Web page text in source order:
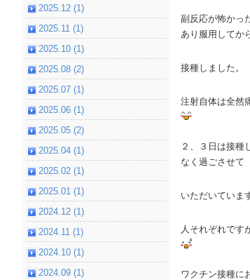
副反応が怖かっ
あり服用してか
接種しました。
注射自体は全然
２、３日は接種
なく過ごさせて
いただいていま
人それぞれです
ワクチン接種に
2025.12 (1)
2025.11 (1)
2025.10 (1)
2025.08 (2)
2025.07 (1)
2025.06 (1)
2025.05 (2)
2025.04 (1)
2025.02 (1)
2025.01 (1)
2024.12 (1)
2024.11 (1)
2024.10 (1)
2024.09 (1)